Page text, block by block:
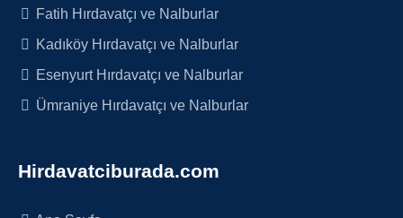
Fatih Hırdavatçı ve Nalburlar
Kadıköy Hırdavatçı ve Nalburlar
Esenyurt Hırdavatçı ve Nalburlar
Ümraniye Hırdavatçı ve Nalburlar
Hirdavatciburada.com